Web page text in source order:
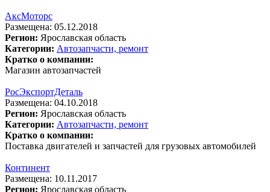
АксМоторс
Размещена: 05.12.2018
Регион: Ярославская область
Категории: Автозапчасти, ремонт
Кратко о компании:
Магазин автозапчастей
РосЭкспортДеталь
Размещена: 04.10.2018
Регион: Ярославская область
Категории: Автозапчасти, ремонт
Кратко о компании:
Поставка двигателей и запчастей для грузовых автомобилей
Континент
Размещена: 10.11.2017
Регион: Ярославская область